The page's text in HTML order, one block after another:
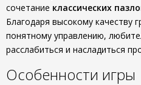
сочетание классических
Благодаря высокому качеству
понятному управлению,
расслабиться и насладиться
Особенности игры